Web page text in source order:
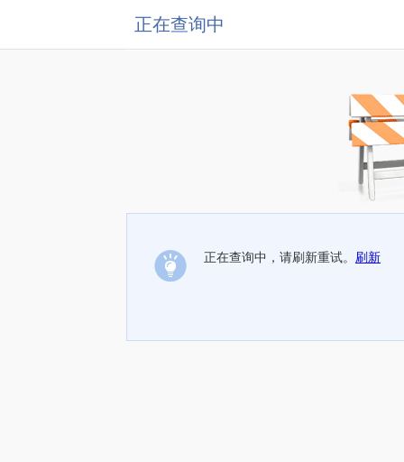
正在查询中
正在查询中，请刷新重试。 刷新